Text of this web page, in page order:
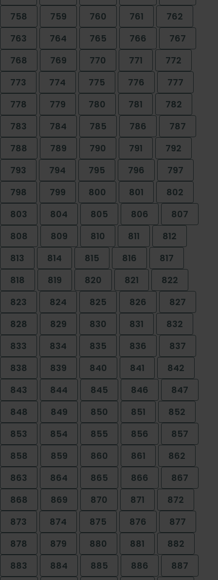
758
759 760 761
762
763
764 765 766
767
768
769 770 771
772
773
774 775 776
777
778
779 780 781
782
783
784 785 786
787
788
789 790 791
792
793
794 795 796
797
798
799 800 801
802
803
804 805 806
807
808
809 810 811
812
813
814 815 816
817
818
819 820 821
822
823
824 825 826
827
828
829 830 831
832
833
834 835 836
837
838
839 840 841
842
843
844 845 846
847
848
849 850 851
852
853
854 855 856
857
858
859 860 861
862
863
864 865 866
867
868
869 870 871
872
873
874 875 876
877
878
879 880 881
882
883
884 885 886
887